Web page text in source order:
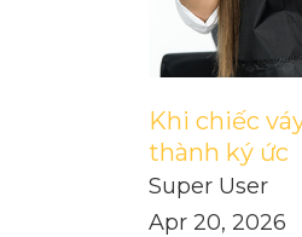
Khi chiếc
thành ký ức
Super User
Apr 20, 2026